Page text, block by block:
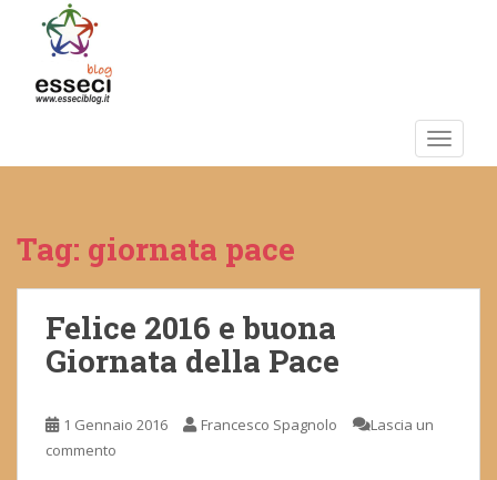
m
Tag: giornata pace
Felice 2016 e buona
Giornata della Pace
1 Gennaio 2016 Francesco Spagnolo
Lascia un
commento